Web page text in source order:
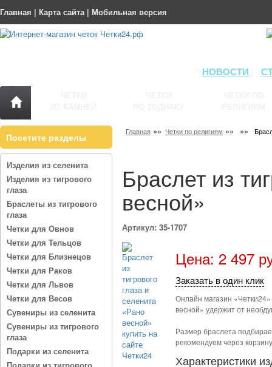
Главная | Карта сайта| Мобильная версия
НОВОСТИ
Посетите разделы
Изделия из селенита
Изделия из тигрового
глаза
Браслеты из тигрового
глаза
Четки для Овнов
Четки для Тельцов
Четки для Близнецов
Четки для Раков
Четки для Львов
Четки для Весов
Сувениры из селенита
Сувениры из тигрового
глаза
Подарки из селенита
Главная »» Четки по религиям »» »»
Браслет из
весной»
Артикул: 35-1707
Цена: 2 497
Заказать в один клик
Онлайн магазин
весной» удержит от
Размер браслета
рекомендуем через
Характеристики